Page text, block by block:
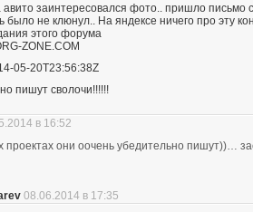
авито заинтересовался фото.. пришло
было не клюнул.. На яндексе ничего про
этого форума
ZONE.COM
05-20T23:56:38Z
пишут сволочи!!!!!!
в 16:52
проектах они оочень убедительно пишут))…
08.06.2014 в 17:35